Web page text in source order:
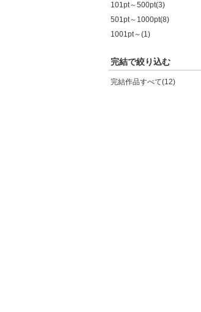
101pt～500pt(3)
501pt～1000pt(8)
1001pt～(1)
完結で絞り込む
完結作品すべて(12)